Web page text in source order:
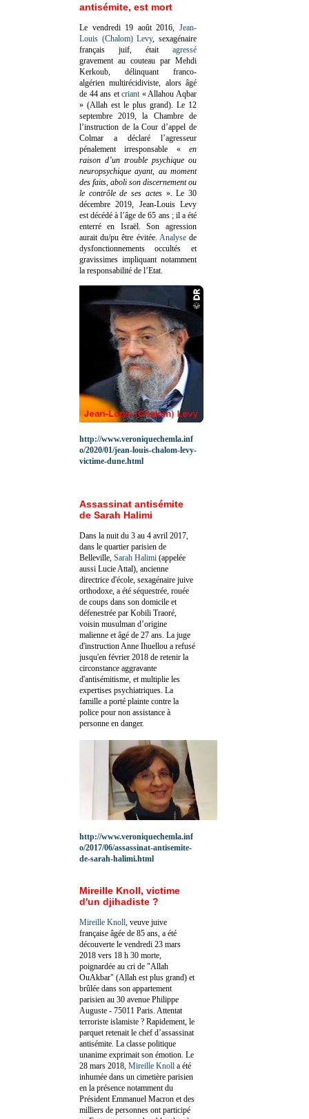
antisémite, est mort
Le vendredi 19 août 2016, Jean-
Louis (Chalom) Levy, sexagénaire
français juif, était agressé
gravement au couteau par Mehdi
Kerkoub, délinquant franco-
algérien multirécidiviste, alors âgé
de 44 ans etcriant « Allahou Aqbar
» (Allah est le plus grand). Le 12
septembre 2019, la Chambre de
l’instruction de la Cour d’appel de
Colmar a déclaré l’agresseur
pénalement irresponsable «en
raison d’un trouble psychique ou
neuropsychique ayant, au moment
des faits, aboli son discernement ou
le contrôle de ses actes». Le 30
décembre 2019, Jean-Louis Levy
est décédé à l’âge de 65 ans ; il a été
enterré en Israël. Son agression
aurait du/pu être évitée. Analysede
dysfonctionnements occultés et
gravissimes impliquant notamment
la responsabilité de l’Etat.
http://www.veroniquechemla.inf
o/2020/01/jean-louis-chalom-levy-
victime-dune.html
Assassinat antisémite
de Sarah Halimi
Dans la nuit du 3 au 4 avril 2017,
dans le quartier parisien de
Belleville, Sarah Halimi (appelée
aussi Lucie Attal), ancienne
directrice d'école, sexagénaire juive
orthodoxe, a été séquestrée, rouée
de coups dans son domicile et
défenestrée par Kobili Traoré,
voisin musulman d’origine
malienne et âgé de 27 ans. La juge
d'instruction Anne Ihuellou a refusé
jusqu'en février 2018 de retenir la
circonstance aggravante
d'antisémitisme, et multiplie les
expertises psychiatriques. La
famille a porté plainte contre la
police pour non assistance à
personne en danger.
http://www.veroniquechemla.inf
o/2017/06/assassinat-antisemite-
de-sarah-halimi.html
Mireille Knoll, victime
d'un djihadiste ?
Mireille Knoll , veuve juive
française âgée de 85 ans, a été
découverte le vendredi 23 mars
2018 vers 18 h 30 morte,
poignardée au cri de "Allah
OuAkbar" (Allah est plus grand) et
brûlée dans son appartement
parisien au 30 avenue Philippe
Auguste - 75011 Paris. Attentat
terroriste islamiste ? Rapidement, le
parquet retenait le chef d’assassinat
antisémite. La classe politique
unanime exprimait son émotion. Le
28 mars 2018, Mireille Knoll a été
inhumée dans un cimetière parisien
en la présence notamment du
Président Emmanuel Macron et des
milliers de personnes ont participé